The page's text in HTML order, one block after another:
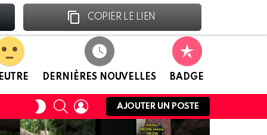
DERNIÈRES NOUVELLES BADGE
CHANGER
PEAU
RECHERCHECONNEXION
AJOUTER UN POSTE
COPIER LE LIEN